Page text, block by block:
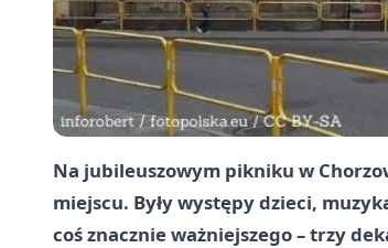
Na jubileuszowym pikniku w
miejscu. Były występy dzieci,
coś znacznie ważniejszego – trzy